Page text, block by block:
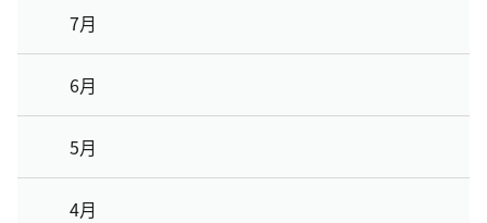
7月
6月
5月
4月